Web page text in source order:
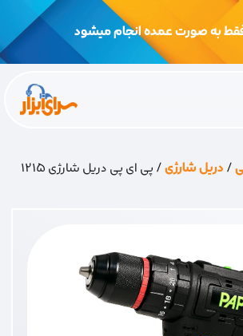
به صورت عمده انجام میشود
/دریل شارژی/ پی ای پی دریل شارژی 1215